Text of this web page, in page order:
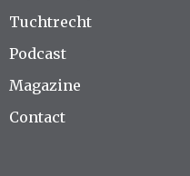
Tuchtrecht
Podcast
Magazine
Contact